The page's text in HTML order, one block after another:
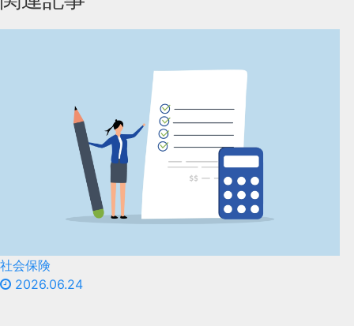
社会保険
2026.06.24